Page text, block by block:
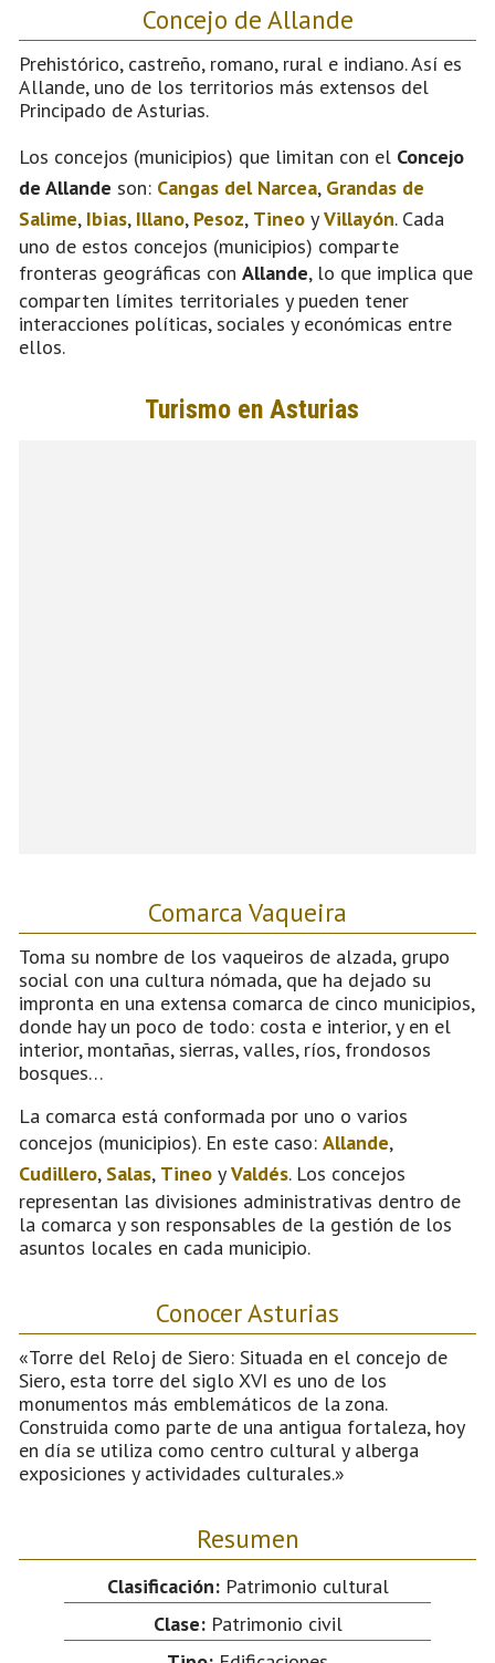
Concejo de Allande
Prehistórico, castreño, romano, rural e indiano. Así es
Allande, uno de los territorios más extensos del
Principado de Asturias.
Los concejos (municipios) que limitan con el Concejo
de Allande son: Cangas del Narcea, Grandas de
Salime, Ibias, Illano, Pesoz, Tineo yVillayón. Cada
uno de estos concejos (municipios) comparte
fronteras geográficas con Allande, lo que implica que
comparten límites territoriales y pueden tener
interacciones políticas, sociales y económicas entre
ellos.
Comarca Vaqueira
Toma su nombre de los vaqueiros de alzada, grupo
social con una cultura nómada, que ha dejado su
impronta en una extensa comarca de cinco municipios,
donde hay un poco de todo: costa e interior, y en el
interior, montañas, sierras, valles, ríos, frondosos
bosques…
La comarca está conformada por uno o varios
concejos (municipios). En este caso: Allande,
Cudillero, Salas, Tineo yValdés. Los concejos
representan las divisiones administrativas dentro de
la comarca y son responsables de la gestión de los
asuntos locales en cada municipio.
Conocer Asturias
«Torre del Reloj de Siero: Situada en el concejo de
Siero, esta torre del siglo XVI es uno de los
monumentos más emblemáticos de la zona.
Construida como parte de una antigua fortaleza, hoy
en día se utiliza como centro cultural y alberga
exposiciones y actividades culturales.»
Resumen
Clasificación:Patrimonio cultural
Clase:Patrimonio civil